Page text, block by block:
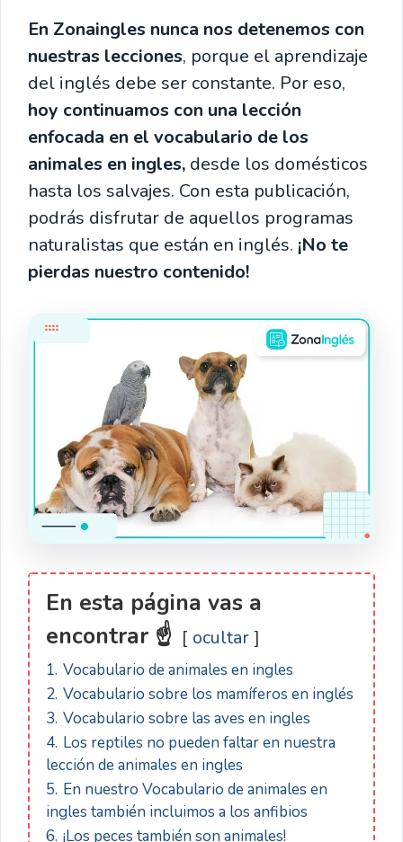
En Zonaingles nunca nos detenemos con
nuestras lecciones, porque el aprendizaje
del inglés debe ser constante. Por eso,
hoy continuamos con una lección
enfocada en el vocabulario de los
animales en ingles, desde los domésticos
hasta los salvajes. Con esta publicación,
podrás disfrutar de aquellos programas
naturalistas que están en inglés. ¡No te
pierdas nuestro contenido!
En esta página vas a
encontrar ☝
ocultar
1. Vocabulario de animales en ingles
2. Vocabulario sobre los mamíferos en inglés
3. Vocabulario sobre las aves en ingles
4. Los reptiles no pueden faltar en nuestra
lección de animales en ingles
5. En nuestro Vocabulario de animales en
ingles también incluimos a los anfibios
6. ¡Los peces también son animales!